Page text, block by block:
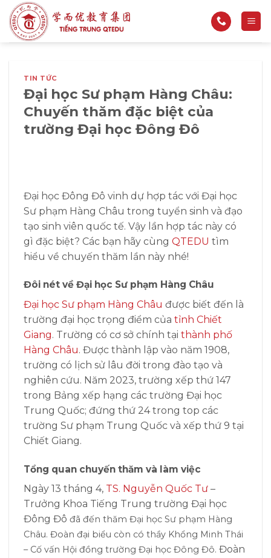
qua
nội
TIN TỨC
Đại học Sư phạm Hàng Châu:
Chuyến thăm đặc biệt của
trường Đại học Đông Đô
Đại học Đông Đô vinh dự hợp tác với Đại học
Sư phạm Hàng Châu trong tuyển sinh và đạo
tạo sinh viên quốc tế. Vậy lần hợp tác này có
gì đặc biệt? Các bạn hãy cùng QTEDU tìm
hiểu về chuyến thăm lần này nhé!
Đôi nét về Đại học Sư phạm Hàng Châu
Đại học Sư phạm Hàng Châu được biết đến là
trường đại học trọng điểm của tỉnh Chiết
Giang. Trường có cơ sở chính tại thành phố
Hàng Châu. Được thành lập vào năm 1908,
trường có lịch sử lâu đời trong đào tạo và
nghiên cứu. Năm 2023, trường xếp thứ 147
trong Bảng xếp hạng các trường Đại học
Trung Quốc; đứng thứ 24 trong top các
trường Sư phạm Trung Quốc và xếp thứ 9 tại
Chiết Giang.
Tổng quan chuyến thăm và làm việc
Ngày 13 tháng 4, TS. Nguyễn Quốc Tư –
Trưởng Khoa Tiếng Trung trường Đại học
Đông Đô đã đến thăm Đại học Sư phạm Hàng
Châu. Đoàn đại biểu còn có thầy Khổng Minh Thái
– Cố vấn Hội đồng trường Đại học Đông Đô. Đoàn